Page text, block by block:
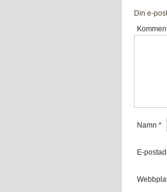
Din e-
Namn *
E-